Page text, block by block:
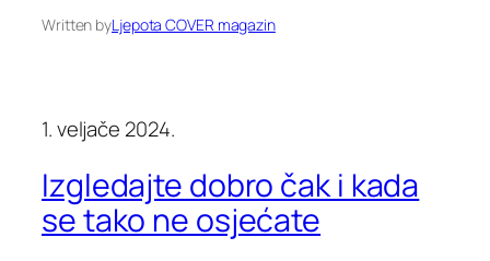
Written byLjepota COVER magazin
1. veljače 2024.
Izgledajte dobro čak i kada
se tako ne osjećate